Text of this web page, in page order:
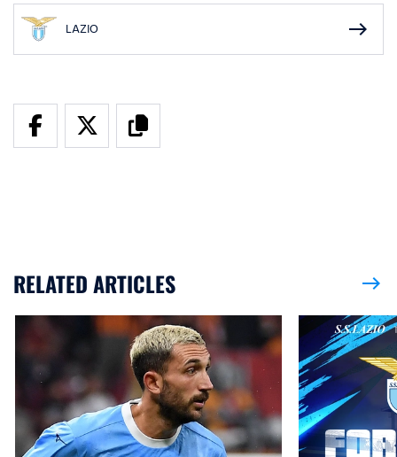
LAZIO east
RELATED ARTICLES east